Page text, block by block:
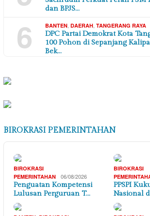
dan BPJS…
6 BANTEN DAERAH TANGERANG RAYA
DPC Partai Demokrat Kota
100 Pohon di Sepanjang
Bek…
BIROKRASI PEMERINTAHAN
BIROKRASI
PEMERINTAHAN
06/08/2026
Penguatan Kompetensi
Lulusan Perguruan T…
BIROKRASI
PPSPI
Nasional